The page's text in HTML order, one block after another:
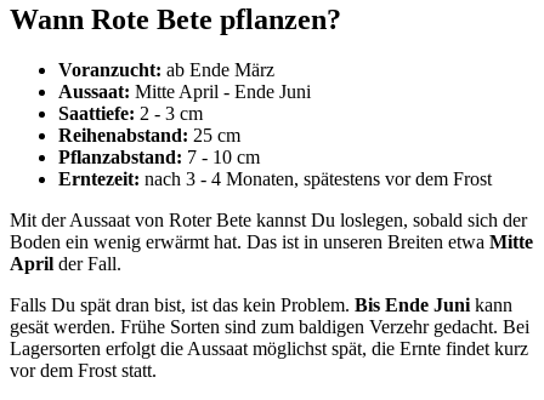
Wann Rote Bete pflanzen?
Voranzucht: ab Ende März
Aussaat: Mitte April - Ende Juni
Saattiefe: 2 - 3 cm
Reihenabstand: 25 cm
Pflanzabstand: 7 - 10 cm
Erntezeit: nach 3 - 4 Monaten, spätestens vor dem Frost
Mit der Aussaat von Roter Bete kannst Du loslegen, sobald sich der
Boden ein wenig erwärmt hat. Das ist in unseren Breiten etwa Mitte
April der Fall.
Falls Du spät dran bist, ist das kein Problem. Bis Ende Junikann
gesät werden. Frühe Sorten sind zum baldigen Verzehr gedacht. Bei
Lagersorten erfolgt die Aussaat möglichst spät, die Ernte findet kurz
vor dem Frost statt.